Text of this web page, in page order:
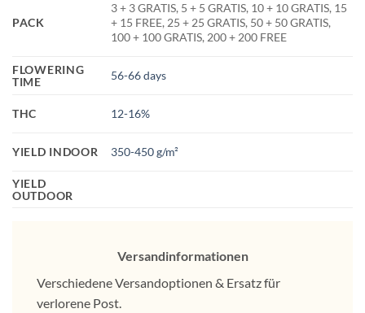
PACK
3 + 3 GRATIS, 5 + 5 GRATIS, 10 + 10 GRATIS, 15
+ 15 FREE, 25 + 25 GRATIS, 50 + 50 GRATIS,
100 + 100 GRATIS, 200 + 200 FREE
FLOWERING
TIME
56-66 days
THC 12-16%
YIELD INDOOR 350-450 g/m²
YIELD
OUTDOOR
Versandinformationen
Verschiedene Versandoptionen & Ersatz für
verlorene Post.